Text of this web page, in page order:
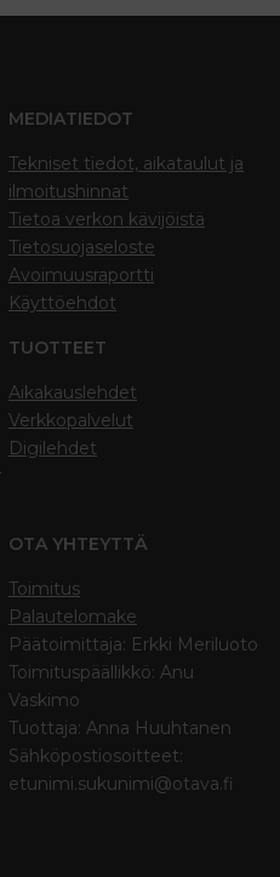
MEDIATIEDOT
Tekniset tiedot, aikataulut ja
ilmoitushinnat
Tietoa verkon kävijöistä
Tietosuojaseloste
Avoimuusraportti
Käyttöehdot
TUOTTEET
Aikakauslehdet
Verkkopalvelut
Digilehdet
OTA YHTEYTTÄ
Toimitus
Palautelomake
Päätoimittaja: Erkki Meriluoto
Toimituspäällikkö: Anu
Vaskimo
Tuottaja: Anna Huuhtanen
Sähköpostiosoitteet:
etunimi.sukunimi@otava.fi